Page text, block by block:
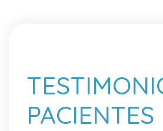
PACIENTES